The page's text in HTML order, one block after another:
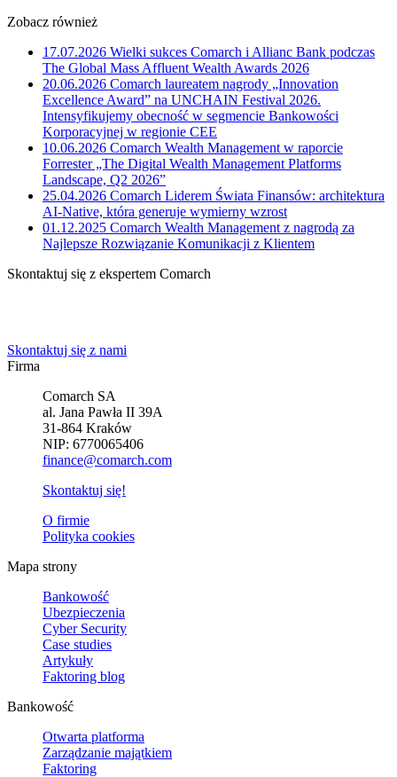
Zobacz również
17.07.2026 Wielki sukces Comarch i Allianc Bank podczas
The Global Mass Affluent Wealth Awards 2026
20.06.2026 Comarch laureatem nagrody „Innovation
Excellence Award” na UNCHAIN Festival 2026.
Intensyfikujemy obecność w segmencie Bankowości
Korporacyjnej w regionie CEE
10.06.2026 Comarch Wealth Management w raporcie
Forrester „The Digital Wealth Management Platforms
Landscape, Q2 2026”
25.04.2026 Comarch Liderem Świata Finansów: architektura
AI-Native, która generuje wymierny wzrost
01.12.2025 Comarch Wealth Management z nagrodą za
Najlepsze Rozwiązanie Komunikacji z Klientem
Skontaktuj się z ekspertem Comarch
Skontaktuj się z nami
Firma
Comarch SA
al. Jana Pawła II 39A
31-864 Kraków
NIP: 6770065406
finance@comarch.com
Skontaktuj się!
O firmie
Polityka cookies
Mapa strony
Bankowość
Ubezpieczenia
Cyber Security
Case studies
Artykuły
Faktoring blog
Bankowość
Otwarta platforma
Zarządzanie majątkiem
Faktoring